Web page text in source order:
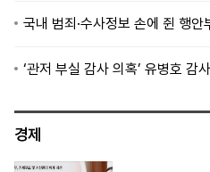
국내 범죄·수사정보 손에 쥔 행안
‘관저 부실 감사 의혹’ 유병호 감
경제